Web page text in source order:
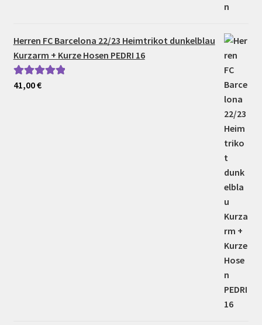
Herren FC Barcelona 22/23 Heimtrikot dunkelblau
Kurzarm + Kurze Hosen PEDRI 16
Bewertet mit
41,00€